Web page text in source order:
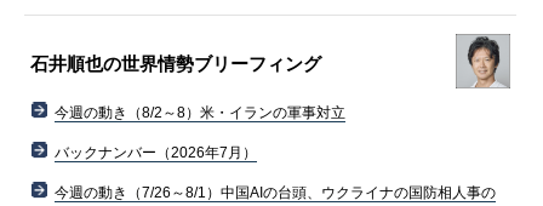
石井順也の世界情勢ブリーフィング
今週の動き（8/2～8）米・イランの軍事対立
バックナンバー（2026年7月）
今週の動き（7/26～8/1）中国AIの台頭、ウクライナの国防相人事の